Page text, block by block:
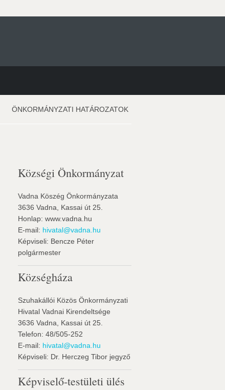
ÖNKORMÁNYZATI HATÁROZATOK
Községi Önkormányzat
Vadna Köszég Önkormányzata
3636 Vadna, Kassai út 25.
Honlap: www.vadna.hu
E-mail: hivatal@vadna.hu
Képviseli: Bencze Péter
polgármester
Községháza
Szuhakállói Közös Önkormányzati
Hivatal Vadnai Kirendeltsége
3636 Vadna, Kassai út 25.
Telefon: 48/505-252
E-mail: hivatal@vadna.hu
Képviseli: Dr. Herczeg Tibor jegyző
Képviselő-testületi ülés